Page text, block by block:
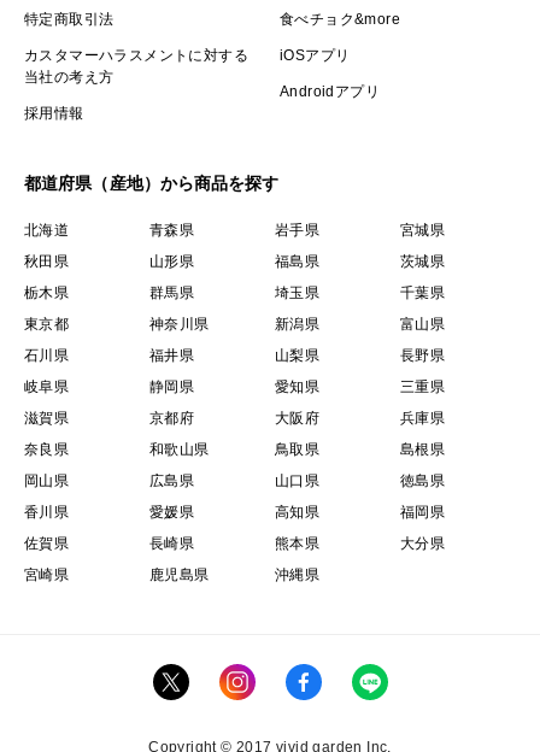
特定商取引法
カスタマーハラスメントに対する
当社の考え方
採用情報
食べチョク&more
iOSアプリ
Androidアプリ
都道府県（産地）から商品を探す
北海道 青森県 岩手県
宮城県
秋田県
山形県 福島県
茨城県
栃木県
群馬県 埼玉県
千葉県
東京都
神奈川県 新潟県
富山県
石川県
福井県 山梨県
長野県
岐阜県
静岡県 愛知県
三重県
滋賀県
京都府 大阪府
兵庫県
奈良県
和歌山県 鳥取県
島根県
岡山県
広島県 山口県
徳島県
香川県
愛媛県 高知県
福岡県
佐賀県
長崎県 熊本県
大分県
宮崎県
鹿児島県 沖縄県
Copyright © 2017 vivid garden Inc.